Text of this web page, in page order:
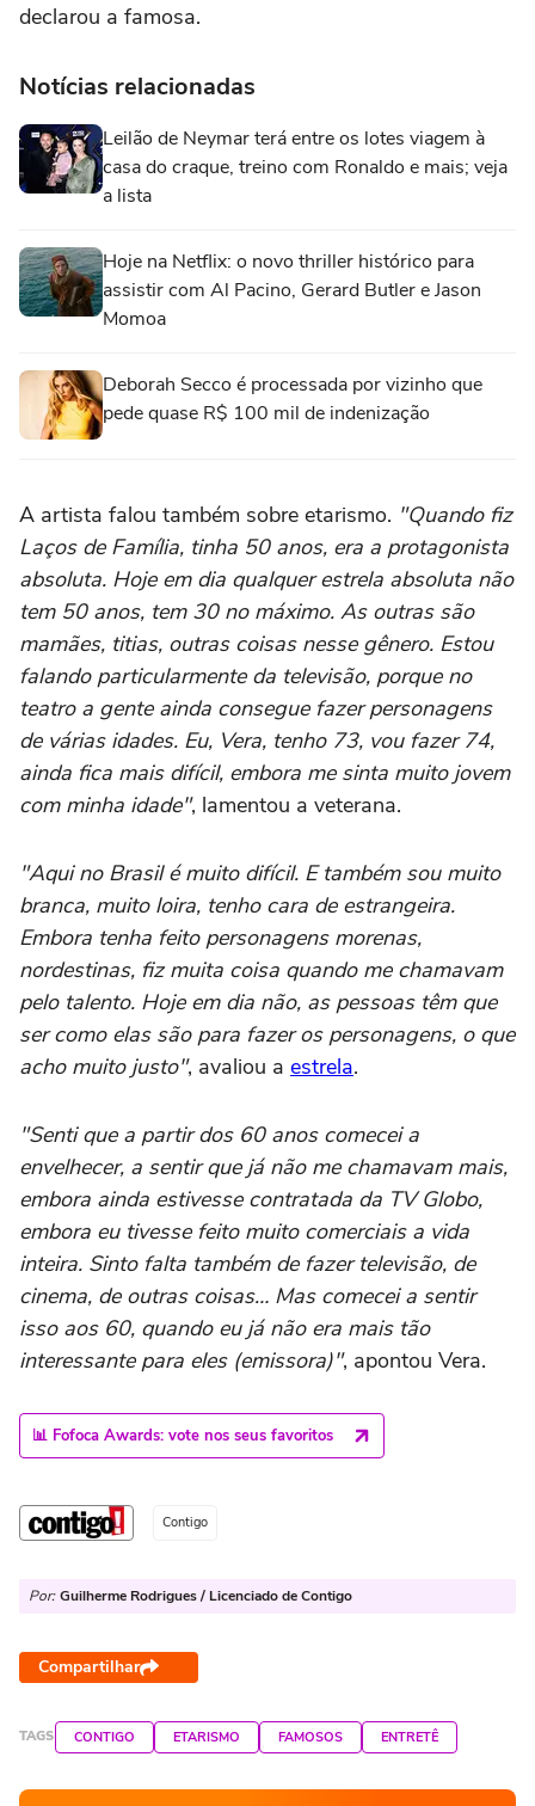
declarou a famosa.
Notícias relacionadas
Leilão de Neymar terá entre os lotes viagem à
casa do craque, treino com Ronaldo e mais; veja
a lista
Hoje na Netflix: o novo thriller histórico para
assistir com Al Pacino, Gerard Butler e Jason
Momoa
Deborah Secco é processada por vizinho que
pede quase R$ 100 mil de indenização
A artista falou também sobre etarismo. "Quando fiz
Laços de Família, tinha 50 anos, era a protagonista
absoluta. Hoje em dia qualquer estrela absoluta não
tem 50 anos, tem 30 no máximo. As outras são
mamães, titias, outras coisas nesse gênero. Estou
falando particularmente da televisão, porque no
teatro a gente ainda consegue fazer personagens
de várias idades. Eu, Vera, tenho 73, vou fazer 74,
ainda fica mais difícil, embora me sinta muito jovem
com minha idade", lamentou a veterana.
"Aqui no Brasil é muito difícil. E também sou muito
branca, muito loira, tenho cara de estrangeira.
Embora tenha feito personagens morenas,
nordestinas, fiz muita coisa quando me chamavam
pelo talento. Hoje em dia não, as pessoas têm que
ser como elas são para fazer os personagens, o que
acho muito justo", avaliou a estrela.
"Senti que a partir dos 60 anos comecei a
envelhecer, a sentir que já não me chamavam mais,
embora ainda estivesse contratada da TV Globo,
embora eu tivesse feito muito comerciais a vida
inteira. Sinto falta também de fazer televisão, de
cinema, de outras coisas… Mas comecei a sentir
isso aos 60, quando eu já não era mais tão
interessante para eles (emissora)", apontou Vera.
📊 Fofoca Awards: vote nos seus favoritos
Contigo
Por: Guilherme Rodrigues / Licenciado de Contigo
Compartilhar
TAGS CONTIGO ETARISMO FAMOSOS ENTRETÊ